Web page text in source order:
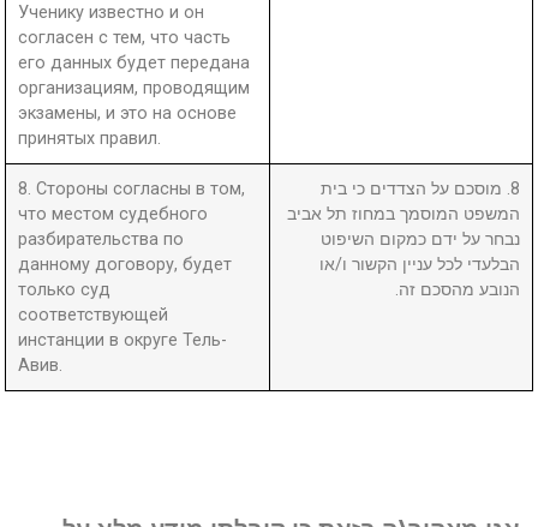
Ученику известно и он
согласен с тем, что часть
его данных будет передана
организациям, проводящим
экзамены, и это на основе
принятых правил.
8. Стороны согласны в том,
что местом судебного
разбирательства по
данному договору, будет
только суд
соответствующей
инстанции в округе Тель-
Авив.
8. מוסכם על הצדדים כי בית
המשפט המוסמך במחוז תל אביב
נבחר על ידם כמקום השיפוט
הבלעדי לכל עניין הקשור ו/או
הנובע מהסכם זה.